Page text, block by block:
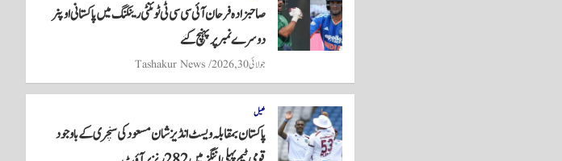
صاحبزادہ فرحان آئی سی سی ٹی ٹوئنٹی رینکنگ میں پاکستانی اوپنر
دوسرے نمبر پر پہنچ گئے
جولائی 30, 2026 Tashakur News
کھیل
پاکستان بمقابلہ ویسٹ انڈیز شان مسعود کی سنچری کے باوجود